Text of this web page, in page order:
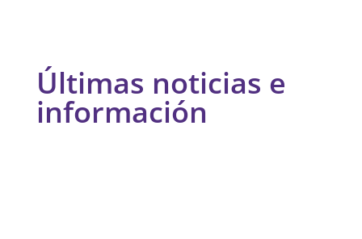
Últimas noticias e
información